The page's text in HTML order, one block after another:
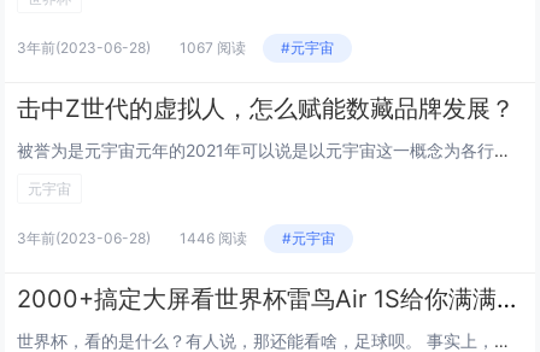
3年前(2023-06-28) 1067 阅读 #元宇宙
击中Z世代的虚拟人，怎么赋能数藏品牌发展？
被誉为是元宇宙元年的2021年可以说是以元宇宙这一概念为各行各业投下了具有相当震撼力的“导弹”。 虚拟人、数字藏品、元宇宙空间，是当前元宇宙市场的三大主要业务模式。作为被认为是元宇宙的第一...
元宇宙
3年前(2023-06-28) 1446 阅读 #元宇宙
2000+搞定大屏看世界杯雷鸟Air 1S给你满满氛围感
世界杯，看的是什么？有人说，那还能看啥，足球呗。 事实上，除了足球之外，更多人看的还是一个“氛围”。吃着烧烤，哈着啤酒，翘着二郎腿，毫无顾忌的熬着大夜，为球痴为球狂为球哐哐撞大墙。从开赛那天起，决心做18岁的孩子。 为了看世界...